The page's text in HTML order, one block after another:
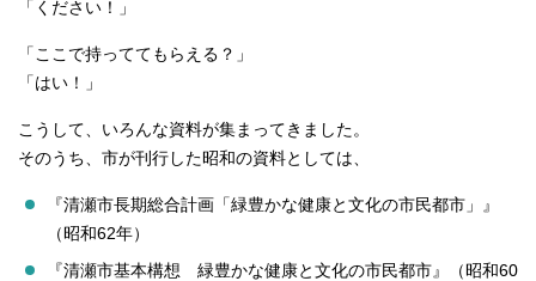
「ください！」
「ここで持っててもらえる？」
「はい！」
こうして、いろんな資料が集まってきました。
そのうち、市が刊行した昭和の資料としては、
『清瀬市長期総合計画「緑豊かな健康と文化の市民都市」』
（昭和62年）
『清瀬市基本構想 緑豊かな健康と文化の市民都市』（昭和60